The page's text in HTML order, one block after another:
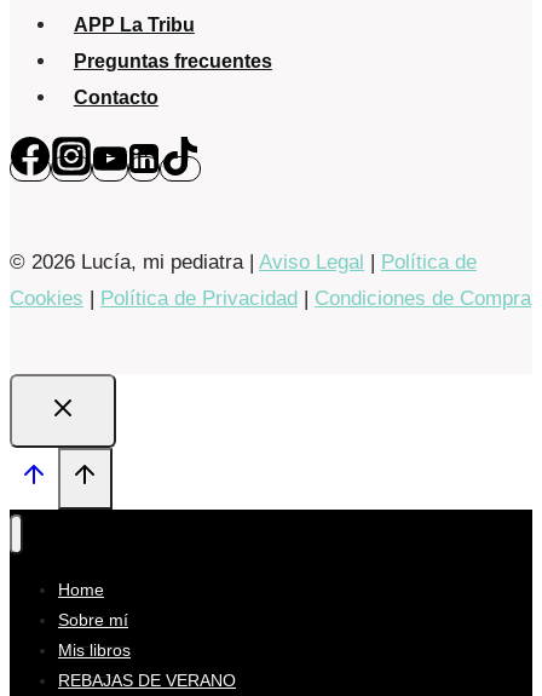
distancia
APP La Tribu
Preguntas frecuentes
Contacto
© 2026 Lucía, mi pediatra | Aviso Legal | Política de
Cookies | Política de Privacidad | Condiciones de Compra
Home
Sobre mí
Mis libros
REBAJAS DE VERANO